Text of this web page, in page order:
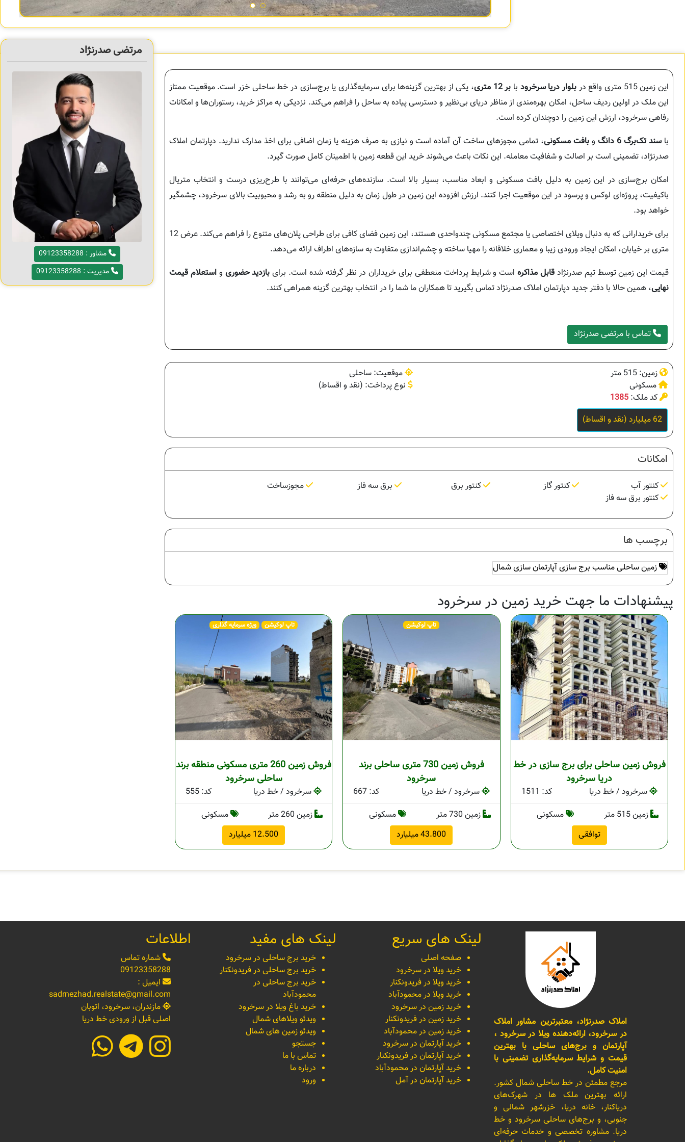
مرتضی صدرنژاد
مشاور : 09123358288
مدیریت : 09123358288
این زمین 515 متری واقع در بلوار دریا سرخرود با بر 12 متری
، یکی از بهترین گزینه‌ها برای سرمایه‌گذاری یا برج‌سازی در خط ساحلی خزر است. موقعیت ممتاز
این ملک در اولین ردیف ساحل، امکان بهره‌مندی از مناظر دریای بی‌نظیر و دسترسی پیاده به ساحل را فراهم می‌کند. نزدیکی به مراکز خرید، رستوران‌ها و امکانات
رفاهی سرخرود، ارزش این زمین را دوچندان کرده است.
با سند تک‌برگ 6 دانگ و بافت مسکونی، تمامی مجوزهای ساخت آن آماده است و نیازی به صرف هزینه یا زمان اضافی برای اخذ مدارک ندارید. دپارتمان املاک
صدرنژاد، تضمینی است بر اصالت و شفافیت معامله. این نکات باعث می‌شوند خرید این قطعه زمین با اطمینان کامل صورت گیرد.
امکان برج‌سازی در این زمین به دلیل بافت مسکونی و ابعاد مناسب، بسیار بالا است. سازنده‌های حرفه‌ای می‌توانند با طرح‌ریزی درست و انتخاب متریال
باکیفیت، پروژه‌ای لوکس و پرسود در این موقعیت اجرا کنند. ارزش افزوده این زمین در طول زمان به دلیل منطقه رو به رشد و محبوبیت بالای سرخرود، چشمگیر
خواهد بود.
برای خریدارانی که به دنبال ویلای اختصاصی یا مجتمع مسکونی چندواحدی هستند، این زمین فضای کافی برای طراحی پلان‌های متنوع را فراهم می‌کند. عرض 12
متری بر خیابان، امکان ایجاد ورودی زیبا و معماری خلاقانه را مهیا ساخته و چشم‌اندازی متفاوت به سازه‌های اطراف ارائه می‌دهد.
قیمت این زمین توسط تیم صدرنژادقابل مذاکرهاست و شرایط پرداخت منعطفی برای خریداران در نظر گرفته شده است. برای بازدید حضوری واستعلام قیمت
نهایی، همین حالا با دفتر جدید دپارتمان املاک صدرنژاد تماس بگیرید تا همکاران ما شما را در انتخاب بهترین گزینه همراهی کنند.
تماس با مرتضی صدرنژاد
زمین: 515 متر
موقعیت: ساحلی
مسکونی
نوع پرداخت: (نقد و اقساط)
کد ملک: 1385
62 میلیارد (نقد و اقساط)
امکانات
کنتور آب کنتور گاز کنتور برق برق سه فاز
مجوزساخت
کنتور برق سه فاز
برچسب ها
زمین ساحلی مناسب برج سازی آپارتمان سازی شمال
پیشنهادات ما جهت خرید زمین در سرخرود
فروش زمین ساحلی برای برج سازی در خط
دریا سرخرود
سرخرود / خط دریا
کد: 1511
زمین 515 متر
مسکونی
توافقی
تاپ لوکیشن
فروش زمین 730 متری ساحلی برند
سرخرود
سرخرود / خط دریا
کد: 667
زمین 730 متر
مسکونی
43.800 میلیارد
تاپ لوکیشن ویژه سرمایه گذاری
فروش زمین 260 متری مسکونی منطقه برند
ساحلی سرخرود
سرخرود / خط دریا
کد: 555
زمین 260 متر
مسکونی
12.500 میلیارد
املاک صدرنژاد، معتبرترین مشاور املاک
در سرخرود، ارائه‌دهنده ویلا در سرخرود ،
آپارتمان و برج‌های ساحلی با بهترین
قیمت و شرایط سرمایه‌گذاری تضمینی با
امنیت کامل.
مرجع مطمئن در خط ساحلی شمال کشور.
ارائه بهترین ملک ها در شهرک‌های
دریاکنار، خانه دریا، خزرشهر شمالی و
جنوبی، و برج‌های ساحلی سرخرود و خط
دریا. مشاوره تخصصی و خدمات حرفه‌ای
لینک های سریع
صفحه اصلی
خرید ویلا در سرخرود
خرید ویلا در فریدونکنار
خرید ویلا در محمودآباد
خرید زمین در سرخرود
خرید زمین در فریدونکنار
خرید زمین در محمودآباد
خرید آپارتمان در سرخرود
خرید آپارتمان در فریدونکنار
خرید آپارتمان در محمودآباد
خرید آپارتمان در آمل
لینک های مفید
خرید برج ساحلی در سرخرود
خرید برج ساحلی در فریدونکنار
خرید برج ساحلی در
محمودآباد
خرید باغ ویلا در سرخرود
ویدئو ویلاهای شمال
ویدئو زمین های شمال
جستجو
تماس با ما
درباره ما
ورود
اطلاعات
شماره تماس
09123358288
ایمیل :
sadrnezhad.realstate@gmail.com
مازندران، سرخرود، اتوبان
اصلی قبل از ورودی خط دریا